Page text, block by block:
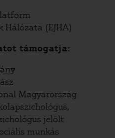
Hálózata (EJHA)
támogatja:
Magyarország
jelölt
munkás